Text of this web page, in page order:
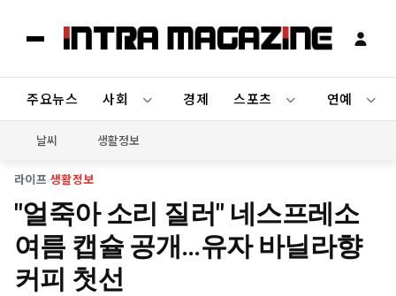
주요뉴스 사회 경제 스포츠 연예
날씨 생활정보
라이프›생활정보
"얼죽아 소리 질러" 네스프레소
여름 캡슐 공개…유자 바닐라향
커피 첫선